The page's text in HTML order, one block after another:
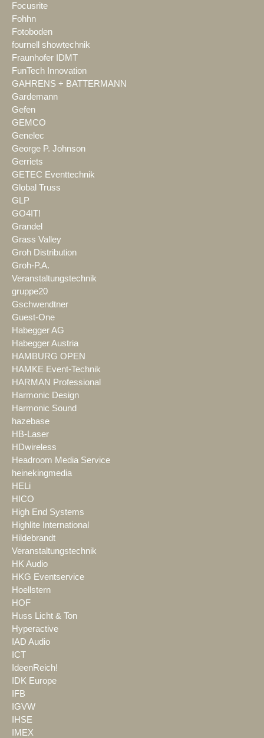
Focusrite
Fohhn
Fotoboden
fournell showtechnik
Fraunhofer IDMT
FunTech Innovation
GAHRENS + BATTERMANN
Gardemann
Gefen
GEMCO
Genelec
George P. Johnson
Gerriets
GETEC Eventtechnik
Global Truss
GLP
GO4IT!
Grandel
Grass Valley
Groh Distribution
Groh-P.A.
Veranstaltungstechnik
gruppe20
Gschwendtner
Guest-One
Habegger AG
Habegger Austria
HAMBURG OPEN
HAMKE Event-Technik
HARMAN Professional
Harmonic Design
Harmonic Sound
hazebase
HB-Laser
HDwireless
Headroom Media Service
heinekingmedia
HELi
HICO
High End Systems
Highlite International
Hildebrandt
Veranstaltungstechnik
HK Audio
HKG Eventservice
Hoellstern
HOF
Huss Licht & Ton
Hyperactive
IAD Audio
ICT
IdeenReich!
IDK Europe
IFB
IGVW
IHSE
IMEX